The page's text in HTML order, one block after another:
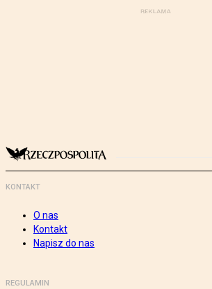
KONTAKT
O nas
Kontakt
Napisz do nas
REGULAMIN